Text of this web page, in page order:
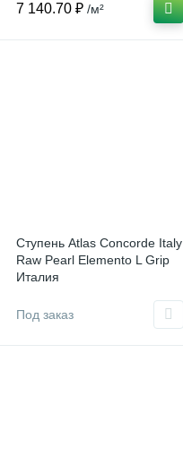
7 140.70 ₽ /м²
Ступень Atlas Concorde Italy
Raw Pearl Elemento L Grip
Италия
Под заказ